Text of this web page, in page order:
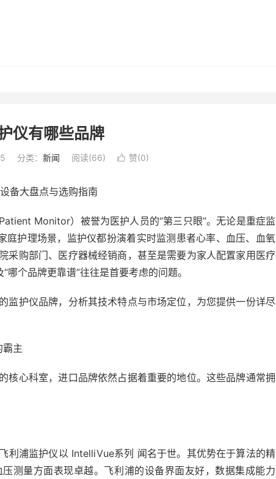
仪有哪些品牌
分类： 新闻 阅读(66)  赞(0)
大盘点与选购指南
Monitor）被誉为医护人员的“第三只眼”。无论是重症监
庭护理场景，监护仪都扮演着实时监测患者心率、血压、血氧
采购部门、医疗器械经销商，甚至是需要为家人配置家用医疗
哪个品牌更靠谱”往往是首要考虑的问题。
护仪品牌，分析其技术特点与市场定位，为您提供一份详尽
主
心科室，进口品牌依然占据着重要的地位。这些品牌通常拥
浦监护仪以 IntelliVue系列 闻名于世。其优势在于算法的精
测量方面表现卓越。飞利浦的设备界面友好，数据集成能力